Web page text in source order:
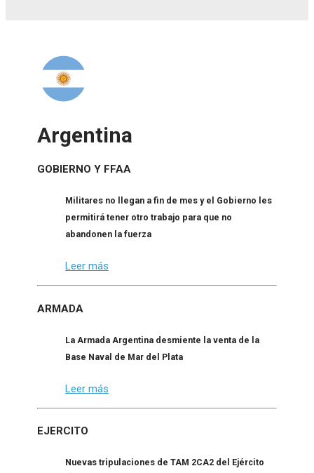
Argentina
GOBIERNO Y FFAA
Militares no llegan a fin de mes y el Gobierno les
permitirá tener otro trabajo para que no
abandonen la fuerza
Leer más
ARMADA
La Armada Argentina desmiente la venta de la
Base Naval de Mar del Plata
Leer más
EJERCITO
Nuevas tripulaciones de TAM 2CA2 del Ejército